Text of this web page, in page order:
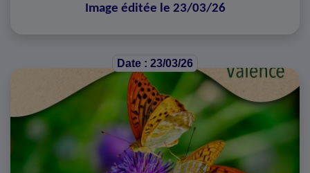
Image éditée le 23/03/26
Date : 23/03/26